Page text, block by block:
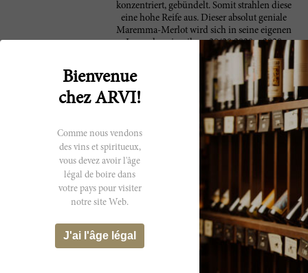
konzentriert, gebündelt. Somit strahlen diese
eine hohe Reife aus. Dieser absolut geniale
Maremma-Merlot wird sich in seine eigenen
Legenden einreihen. 20/20 2020 – 2028
100 Robert
Parker
The release of this wine comes at a very
happy time for the Masseto brand. The
stunning 2015 Masseto is hitting the market
just as the final touches are being made to the
new Masseto winery. I'm told that Masseto
might one day see other wines made under
that same roof, so we can't exclude a future
enlargement of the Masseto portfolio. The
Masseto vineyard now covers seven hectares
(divided into three plots), and the vines
range from 30 to 40 years old. The wine is
absolutely teeming with sensorial spirit that
is transmitted through the bounty of the
bouquet and the solid tannins of the
mouthfeel. Nothing about the wine goes
unnoticed or unchecked. Its many working
Bienvenue
chez ARVI!
Comme nous vendons
des vins et spiritueux,
vous devez avoir l'âge
légal de boire dans
votre pays pour visiter
notre site Web.
J'ai l'âge légal